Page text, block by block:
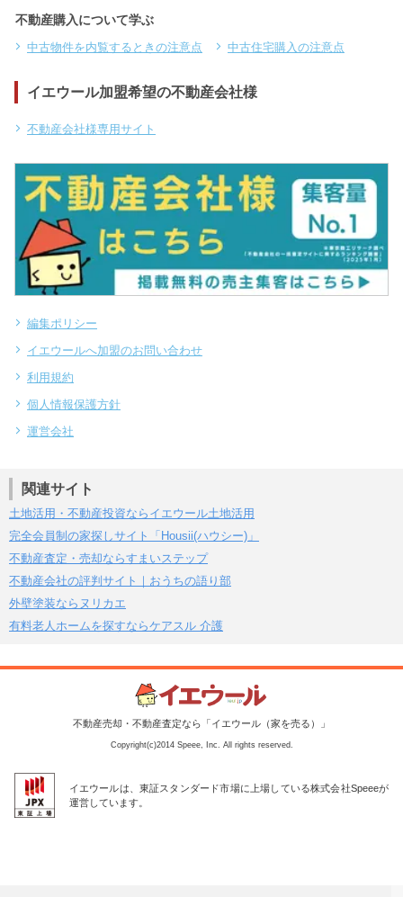
不動産購入について学ぶ
中古物件を内覧するときの注意点 中古住宅購入の注意点
イエウール加盟希望の不動産会社様
不動産会社様専用サイト
編集ポリシー
イエウールへ加盟のお問い合わせ
利用規約
個人情報保護方針
運営会社
関連サイト
土地活用・不動産投資ならイエウール土地活用
完全会員制の家探しサイト「Housii(ハウシー)」
不動産査定・売却ならすまいステップ
不動産会社の評判サイト｜おうちの語り部
外壁塗装ならヌリカエ
有料老人ホームを探すならケアスル 介護
不動産売却・不動産査定なら「イエウール（家を売る）」
Copyright(c)2014 Speee, Inc. All rights reserved.
イエウールは、東証スタンダード市場に上場している株式会社Speeeが
運営しています。